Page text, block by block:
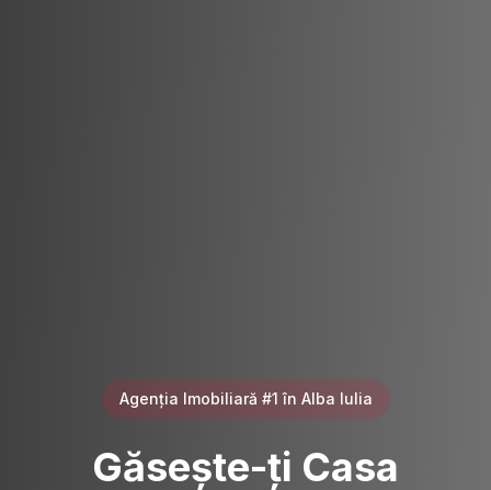
Agenția Imobiliară #1 în Alba Iulia
Găsește-ți Casa